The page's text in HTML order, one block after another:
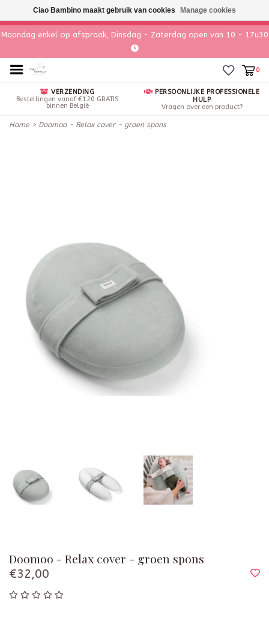
Maandag enkel op afspraak, Dinsdag - Zaterdag open van 10 - 17u30
0
VERZENDING
Bestellingen vanaf €120 GRATIS
binnen België
PERSOONLIJKE PROFESSIONELE
HULP
Vragen over een product?
Home > Doomoo - Relax cover - groen spons
Doomoo - Relax cover - groen spons
€32,00
Ciao Bambino maakt gebruik van cookies Manage cookies